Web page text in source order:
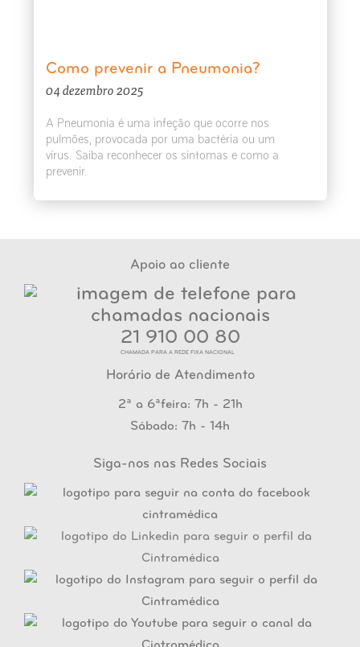
Como prevenir a Pneumonia?
04 dezembro 2025
A Pneumonia é uma infeção que ocorre nos
pulmões, provocada por uma bactéria ou um
vírus. Saiba reconhecer os sintomas e como a
prevenir.
Apoio ao cliente
21 910 00 80
CHAMADA PARA A REDE FIXA NACIONAL
Horário de Atendimento
2ª a 6ªfeira: 7h - 21h
Sábado: 7h - 14h
Siga-nos nas Redes Sociais